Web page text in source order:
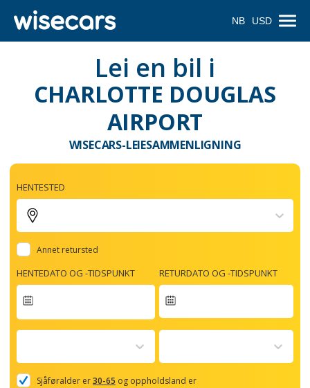
NB USD
Lei en bil i
CHARLOTTE DOUGLAS
AIRPORT
WISECARS-LEIESAMMENLIGNING
HENTESTED
Annet retursted
HENTEDATO OG -TIDSPUNKT
forward
with
the
RETURDATO OG -TIDSPUNKT
Sjåføralder er30-65 og oppholdsland er